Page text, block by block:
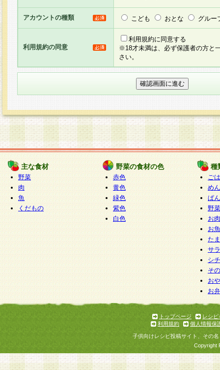
員に対して本サービスの依頼を行うこともあり、
た全ての会員に対して本サービスの依頼をすると
りま す。
3.当社は、会員の事前の承諾を得ることなく、当
方 法・手段にて、本規約を任意に制定、変更ま
きるものとします。改定後の本規約等は、本規約
に掲示したときに、その 他の諸規定については
てその効力を生じるものとします。
4.本規約は、会員登録希望者による会員登録手続
の当社による会員登録の承認が完了した時点で会
たものとみなされ、会員に対して適用されるもの
5.当社がお聞きする個人情報は、すべて会員登録
で提 供いただいたものと考えております。従っ
自らの個人情報の提供を希望されない場合には、
をお預かりいたしません が、提供されないこと
商品やサービス等をご利用いただけない場合があ
了承ください。
6.当社は、お客様から当社が保有している個人情
加・ 利用停止等を求められた場合には、ご本人
て確認できた場合に限り、法令に準拠して合理的
いただきます。なお、開示 請求等の請求先は個
ります。
1.会員とは、本規約等を承諾のうえ、当社所定の
了し、当社が承認した者、グループとします。な
が以下に該当する場合は会員登録をすることがで
アカウントの種類 こども おとな グルー
利用規約の同意
利用規約に同意する
※18才未満は、必ず保護者の方と
さい。
主な食材
野菜
肉
魚
くだもの
野菜の食材の色
赤色
黄色
緑色
紫色
白色
種
ご
めん
ぱん
野
お
お
た
サ
シ
そ
お
お
トップページ
レシピ
利用規約
個人情報保
子供向けレシピ投稿サイト、その
Copyright